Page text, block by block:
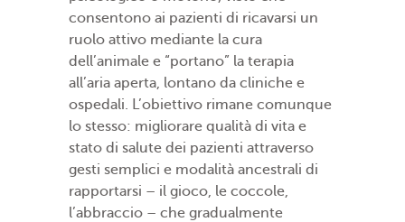
consentono ai pazienti di ricavarsi un
ruolo attivo mediante la cura
dell’animale e “portano” la terapia
all’aria aperta, lontano da cliniche e
ospedali. L’obiettivo rimane comunque
lo stesso: migliorare qualità di vita e
stato di salute dei pazienti attraverso
gesti semplici e modalità ancestrali di
rapportarsi – il gioco, le coccole,
l’abbraccio – che gradualmente